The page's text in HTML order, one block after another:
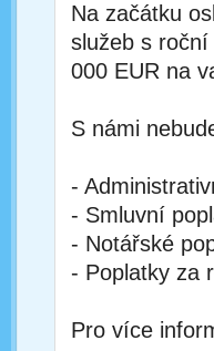
Na začátku
služeb s
000 EUR na
S námi
-
- Smluvní
- Notářské
- Poplatky za
Pro více